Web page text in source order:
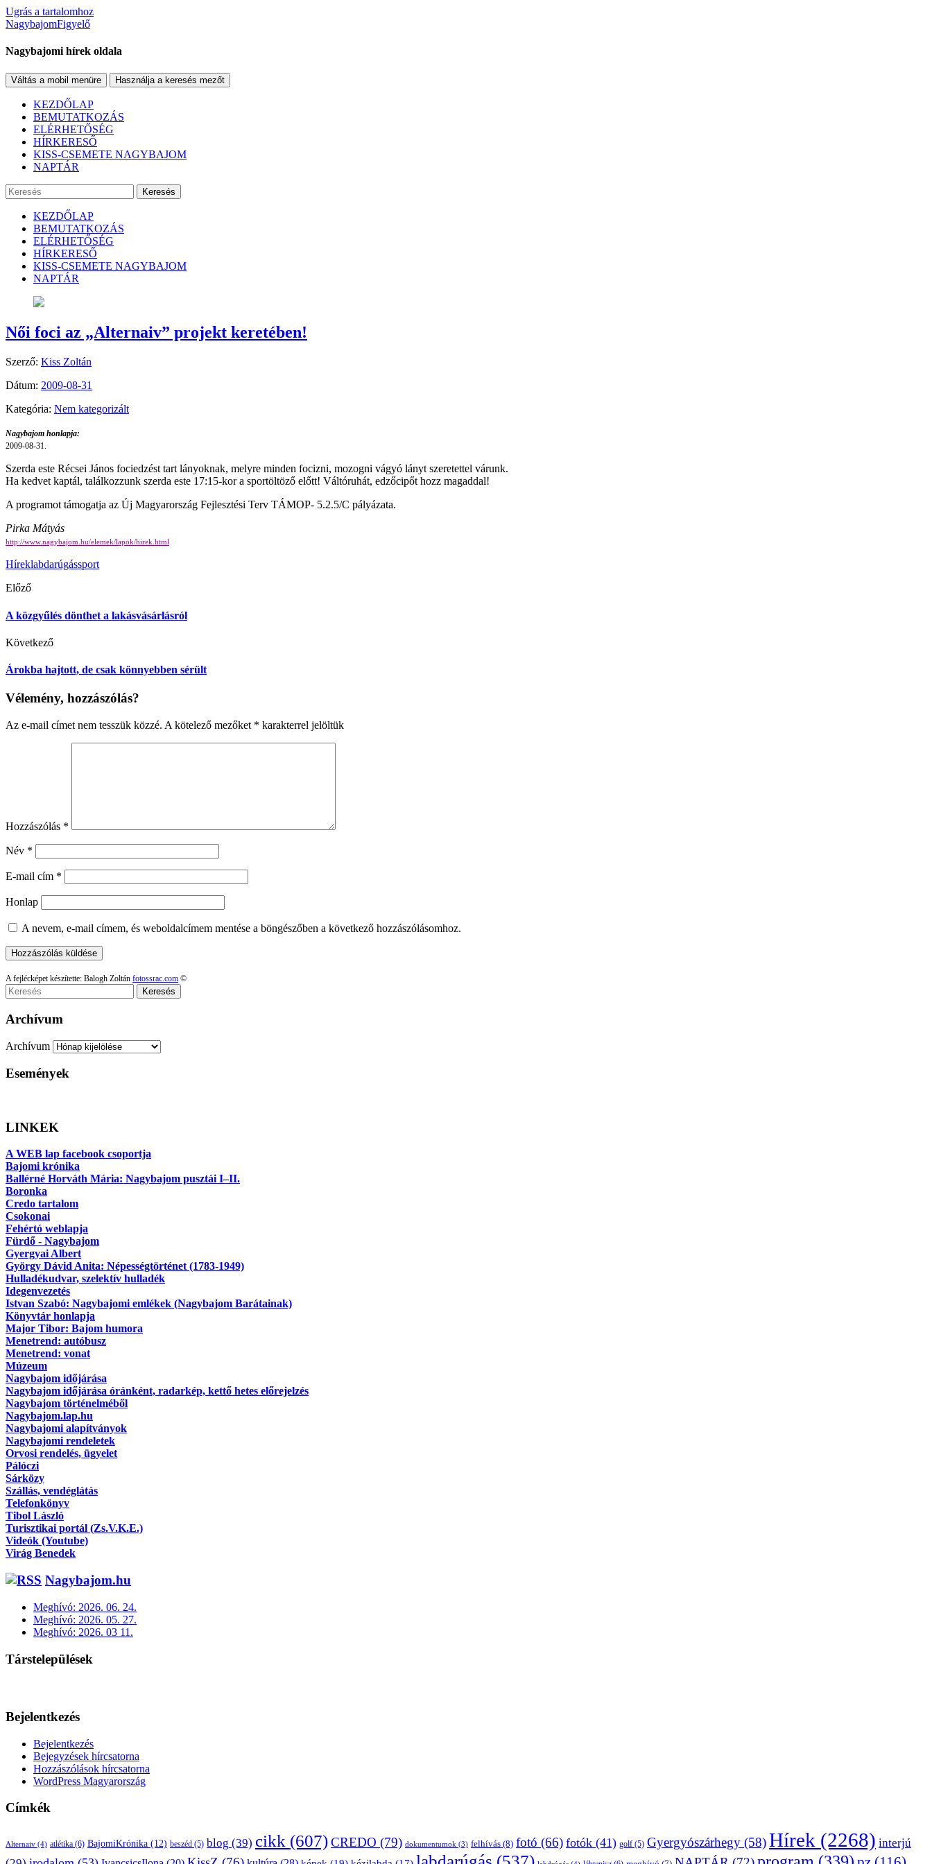
Ugrás a tartalomhoz
NagybajomFigyelő
Nagybajomi hírek oldala
Váltás a mobil menüre Használja a keresés mezőt
KEZDŐLAP
BEMUTATKOZÁS
ELÉRHETŐSÉG
HÍRKERESŐ
KISS-CSEMETE NAGYBAJOM
NAPTÁR
Keresés
KEZDŐLAP
BEMUTATKOZÁS
ELÉRHETŐSÉG
HÍRKERESŐ
KISS-CSEMETE NAGYBAJOM
NAPTÁR
Női foci az „Alternaiv” projekt keretében!
Szerző: Kiss Zoltán
Dátum: 2009-08-31
Kategória: Nem kategorizált
Nagybajom honlapja:
2009-08-31.
Szerda este Récsei János fociedzést tart lányoknak, melyre minden focizni, mozogni vágyó lányt szeretettel várunk.
Ha kedvet kaptál, találkozzunk szerda este 17:15-kor a sportöltöző előtt! Váltóruhát, edzőcipőt hozz magaddal!
A programot támogatja az Új Magyarország Fejlesztési Terv TÁMOP- 5.2.5/C pályázata.
Pirka Mátyás
http://www.nagybajom.hu/elemek/lapok/hirek.html
Híreklabdarúgássport
Előző
A közgyűlés dönthet a lakásvásárlásról
Következő
Árokba hajtott, de csak könnyebben sérült
Vélemény, hozzászólás?
Az e-mail címet nem tesszük közzé. A kötelező mezőket * karakterrel jelöltük
Hozzászólás *
Név *
E-mail cím *
Honlap
A nevem, e-mail címem, és weboldalcímem mentése a böngészőben a következő hozzászólásomhoz.
A fejlécképet készítette: Balogh Zoltán fotossrac.com ©
Keresés
Archívum
Archívum
Események
LINKEK
A WEB lap facebook csoportja
Bajomi krónika
Ballérné Horváth Mária: Nagybajom pusztái I–II.
Boronka
Credo tartalom
Csokonai
Fehértó weblapja
Fürdő - Nagybajom
Gyergyai Albert
György Dávid Anita: Népességtörténet (1783-1949)
Hulladékudvar, szelektív hulladék
Idegenvezetés
Istvan Szabó: Nagybajomi emlékek (Nagybajom Barátainak)
Könyvtár honlapja
Major Tibor: Bajom humora
Menetrend: autóbusz
Menetrend: vonat
Múzeum
Nagybajom időjárása
Nagybajom időjárása óránként, radarkép, kettő hetes előrejelzés
Nagybajom történelméből
Nagybajom.lap.hu
Nagybajomi alapítványok
Nagybajomi rendeletek
Orvosi rendelés, ügyelet
Pálóczi
Sárközy
Szállás, vendéglátás
Telefonkönyv
Tibol László
Turisztikai portál (Zs.V.K.E.)
Videók (Youtube)
Virág Benedek
Nagybajom.hu
Meghívó: 2026. 06. 24.
Meghívó: 2026. 05. 27.
Meghívó: 2026. 03 11.
Társtelepülések
Bejelentkezés
Bejelentkezés
Bejegyzések hírcsatorna
Hozzászólások hírcsatorna
WordPress Magyarország
Címkék
Alternaiv (4) atlétika (6) BajomiKrónika (12) beszéd (5) blog (39) cikk (607)CREDO (79) dokumentumok (3) felhívás (8) fotó (66) fotók (41) golf (5) Gyergyószárhegy (58)Hírek (2268) interjú